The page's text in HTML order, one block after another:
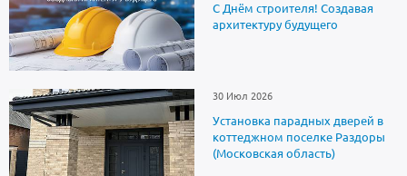
С Днём строителя! Создавая
архитектуру будущего
30 Июл 2026
Установка парадных дверей в
коттеджном поселке Раздоры
(Московская область)